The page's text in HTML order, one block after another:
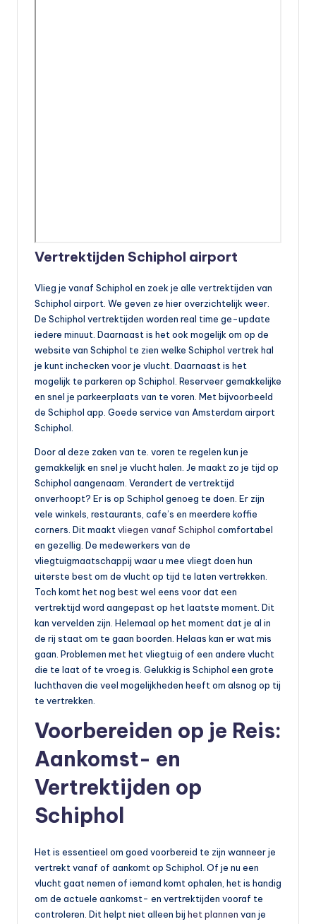
Vertrektijden Schiphol airport
Vlieg je vanaf Schiphol en zoek je alle vertrektijden van
Schiphol airport. We geven ze hier overzichtelijk weer.
De Schiphol vertrektijden worden real time ge-update
iedere minuut. Daarnaast is het ook mogelijk om op de
website van Schiphol te zien welke Schiphol vertrek hal
je kunt inchecken voor je vlucht. Daarnaast is het
mogelijk te parkeren op Schiphol. Reserveer gemakkelijke
en snel je parkeerplaats van te voren. Met bijvoorbeeld
de Schiphol app. Goede service van Amsterdam airport
Schiphol.
Door al deze zaken van te. voren te regelen kun je
gemakkelijk en snel je vlucht halen. Je maakt zo je tijd op
Schiphol aangenaam. Verandert de vertrektijd
onverhoopt? Er is op Schiphol genoeg te doen. Er zijn
vele winkels, restaurants, cafe’s en meerdere koffie
corners. Dit maakt vliegen vanaf Schiphol comfortabel
en gezellig. De medewerkers van de
vliegtuigmaatschappij waar u mee vliegt doen hun
uiterste best om de vlucht op tijd te laten vertrekken.
Toch komt het nog best wel eens voor dat een
vertrektijd word aangepast op het laatste moment. Dit
kan vervelden zijn. Helemaal op het moment dat je al in
de rij staat om te gaan boorden. Helaas kan er wat mis
gaan. Problemen met het vliegtuig of een andere vlucht
die te laat of te vroeg is. Gelukkig is Schiphol een grote
luchthaven die veel mogelijkheden heeft om alsnog op tij
te vertrekken.
Voorbereiden op je Reis:
Aankomst- en
Vertrektijden op
Schiphol
Het is essentieel om goed voorbereid te zijn wanneer je
vertrekt vanaf of aankomt op Schiphol. Of je nu een
vlucht gaat nemen of iemand komt ophalen, het is handig
om de actuele aankomst- en vertrektijden vooraf te
controleren. Dit helpt niet alleen bij het plannen van je